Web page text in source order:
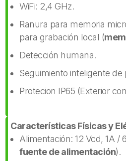
WiFi: 2,4 GHz.
Ranura para memoria
para grabación local (
Detección humana.
Seguimiento inteligente de
Protecion IP65 (Exterior
Características Físicas y
Alimentación: 12 Vcd, 1A /
fuente de alimentación).